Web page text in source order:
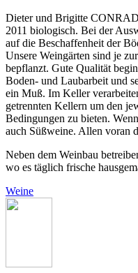
Dieter und Brigitte
2011 biologisch. Bei der
auf die Beschaffenheit der
Unsere Weingärten sind je
bepflanzt. Gute Qualität
Boden- und Laubarbeit und
ein Muß. Im Keller
getrennten Kellern um den
Bedingungen zu bieten.
auch Süßweine. Allen voran
Neben dem Weinbau
wo es täglich frische
Weine